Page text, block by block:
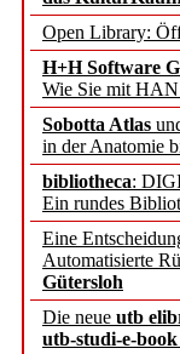
Open Library:
H+H Software
Wie Sie mit HAN
Sobotta Atlas
in der Anatomie
bibliotheca:
Ein rundes
Eine
Automatisierte
Gütersloh
Die neue utb
utb-studi-e-book
und